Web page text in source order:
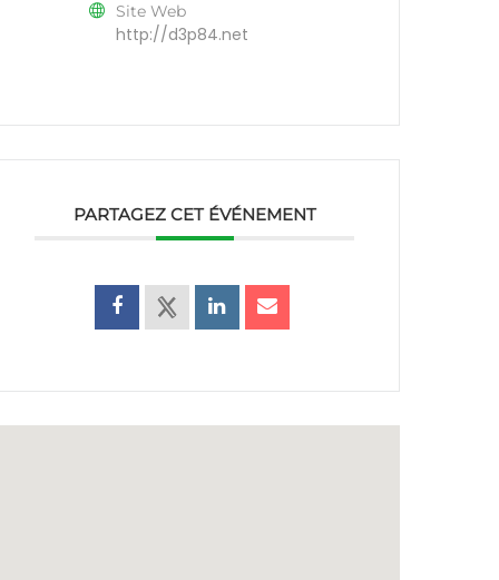
Site Web
http://d3p84.net
PARTAGEZ CET ÉVÉNEMENT